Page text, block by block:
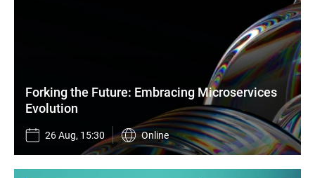
Forking the Future: Embracing Microservices
Evolution
26 Aug, 15:30 Online